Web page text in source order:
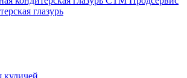
глазурь
куличей